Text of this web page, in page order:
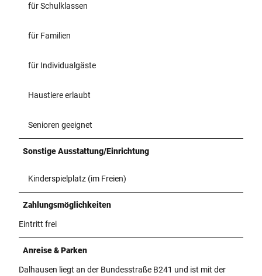
für Schulklassen
für Familien
für Individualgäste
Haustiere erlaubt
Senioren geeignet
Sonstige Ausstattung/Einrichtung
Kinderspielplatz (im Freien)
Zahlungsmöglichkeiten
Eintritt frei
Anreise & Parken
Dalhausen liegt an der Bundesstraße B241 und ist mit der